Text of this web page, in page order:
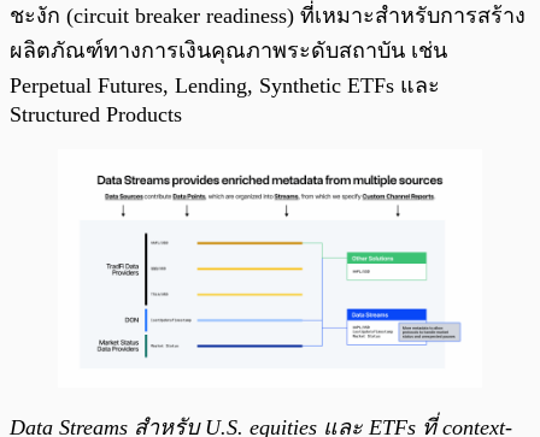
ชะงัก (circuit breaker readiness) ที่เหมาะสำหรับการสร้าง
ผลิตภัณฑ์ทางการเงินคุณภาพระดับสถาบัน เช่น
Perpetual Futures, Lending, Synthetic ETFs และ
Structured Products
Data Streams สำหรับ U.S. equities และ ETFs ที่ context-